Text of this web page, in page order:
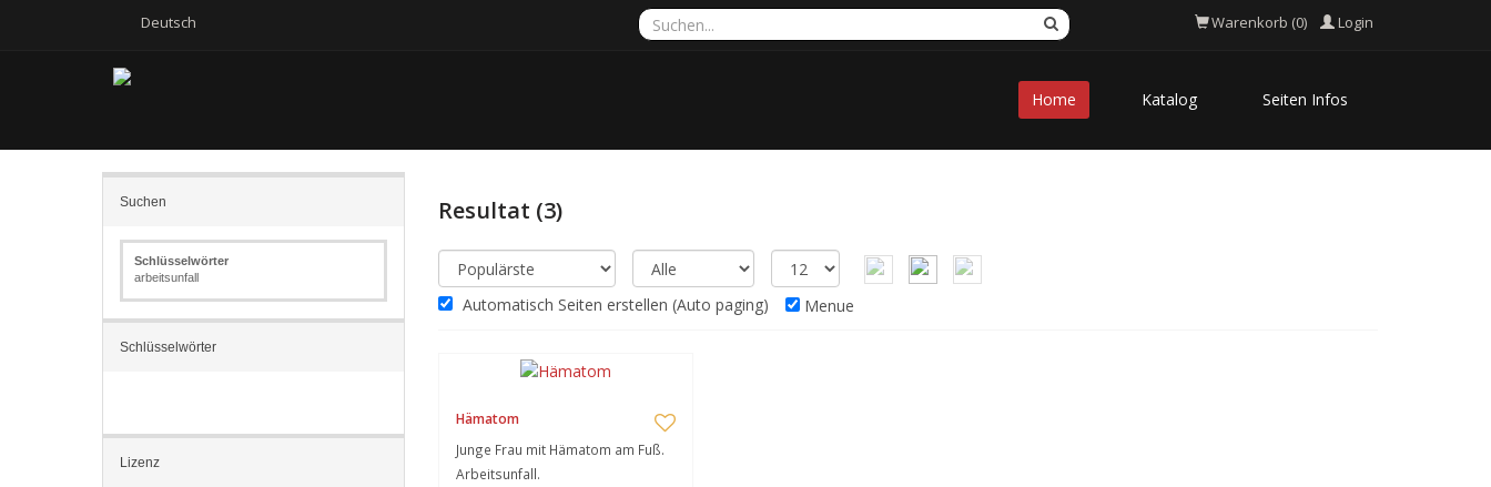
Deutsch Warenkorb (0) Login
Home Katalog Seiten Infos
Suchen
Schlüsselwörter
arbeitsunfall
Schlüsselwörter
Lizenz
Resultat (3)
Automatisch Seiten erstellen (Auto paging) Menue
Hämatom
Junge Frau mit Hämatom am Fuß.
Arbeitsunfall.